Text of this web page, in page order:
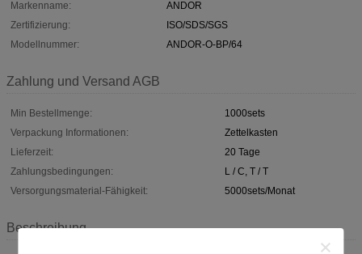
Markenname:
ANDOR
Zertifizierung:
ISO/SDS/SGS
Modellnummer:
ANDOR-O-BP/64
Zahlung und Versand AGB
Min Bestellmenge:
1000sets
Verpackung Informationen:
Zettelkasten
Lieferzeit:
20 Tage
Zahlungsbedingungen:
L / C, T / T
Versorgungsmaterial-Fähigkeit:
5000sets/Monat
Beschreibung